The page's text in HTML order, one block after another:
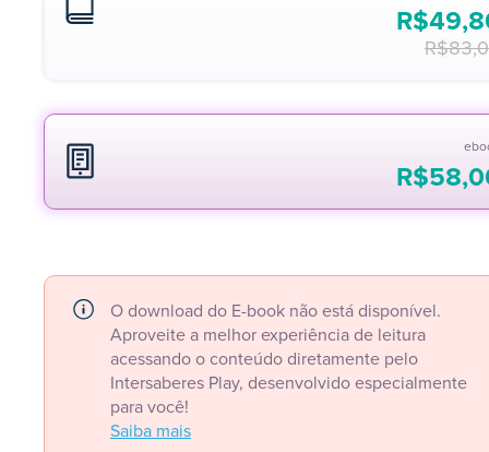
R$
R$
R$
O download do E-book não está disponível.
Aproveite a melhor experiência de leitura
acessando o conteúdo diretamente pelo
Intersaberes Play, desenvolvido especialmente
para você!
Saiba mais